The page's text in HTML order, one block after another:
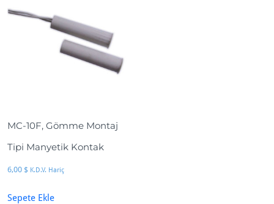
MC-10F, Gömme Montaj
Tipi Manyetik Kontak
6,00 $ K.D.V. Hariç
Sepete Ekle